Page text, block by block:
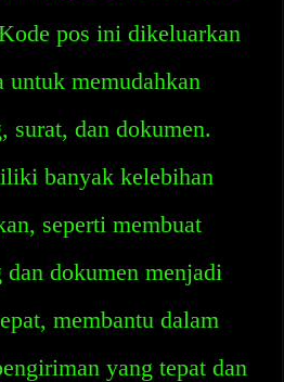
pos ini dikeluarkan
untuk memudahkan
surat, dan dokumen.
banyak kelebihan
seperti membuat
dan dokumen menjadi
membantu dalam
yang tepat dan